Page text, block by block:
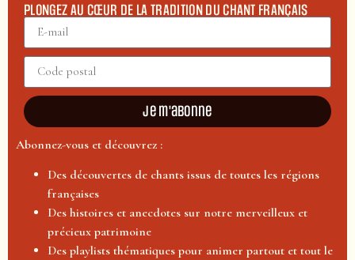
PLONGEZ AU CŒUR DE LA TRADITION DU CHANT FRANÇAIS
Je m'abonne
Abonnez-vous et découvrez :
Des découvertes de chants issus de toutes les régions
françaises
Des histoires et anecdotes sur notre merveilleux et
précieux patrimoine
Des playlists thématiques pour animer partout et tout le